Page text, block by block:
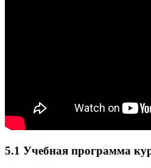
5.1 Учебная программа